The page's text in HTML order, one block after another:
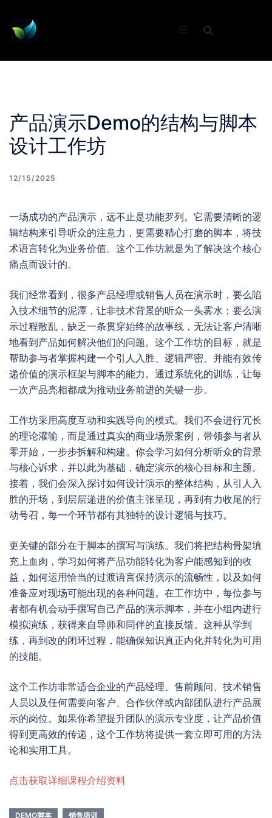
content
产品演示Demo的结构与脚本
设计工作坊
12/15/2025
一场成功的产品演示，远不止是功能罗列。它需要清晰的逻
辑结构来引导听众的注意力，更需要精心打磨的脚本，将技
术语言转化为业务价值。这个工作坊就是为了解决这个核心
痛点而设计的。
我们经常看到，很多产品经理或销售人员在演示时，要么陷
入技术细节的泥潭，让非技术背景的听众一头雾水；要么演
示过程散乱，缺乏一条贯穿始终的故事线，无法让客户清晰
地看到产品如何解决他们的问题。这个工作坊的目标，就是
帮助参与者掌握构建一个引人入胜、逻辑严密、并能有效传
递价值的演示框架与脚本的能力。通过系统化的训练，让每
一次产品亮相都成为推动业务前进的关键一步。
工作坊采用高度互动和实践导向的模式。我们不会进行冗长
的理论灌输，而是通过真实的商业场景案例，带领参与者从
零开始，一步步拆解和构建。你会学习如何分析听众的背景
与核心诉求，并以此为基础，确定演示的核心目标和主题。
接着，我们会深入探讨如何设计演示的整体结构，从引人入
胜的开场，到层层递进的价值主张呈现，再到有力收尾的行
动号召，每一个环节都有其独特的设计逻辑与技巧。
更关键的部分在于脚本的撰写与演练。我们将把结构骨架填
充上血肉，学习如何将产品功能转化为客户能感知到的收
益，如何运用恰当的过渡语言保持演示的流畅性，以及如何
准备应对现场可能出现的各种问题。在工作坊中，每位参与
者都有机会动手撰写自己产品的演示脚本，并在小组内进行
模拟演练，获得来自导师和同伴的直接反馈。这种从学到
练，再到改的闭环过程，能确保知识真正内化并转化为可用
的技能。
这个工作坊非常适合企业的产品经理、售前顾问、技术销售
人员以及任何需要向客户、合作伙伴或内部团队进行产品展
示的岗位。如果你希望提升团队的演示专业度，让产品价值
得到更高效的传递，这个工作坊将提供一套立即可用的方法
论和实用工具。
点击获取详细课程介绍资料
DEMO脚本 销售培训